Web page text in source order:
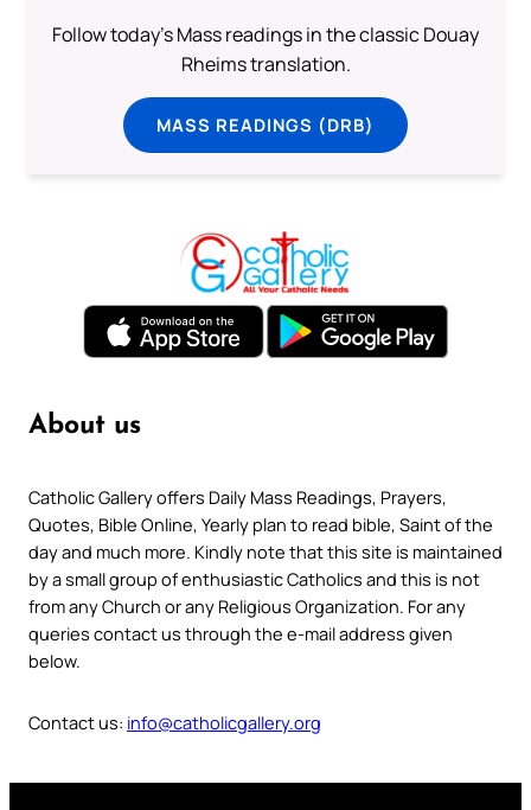
Follow today's Mass readings in the classic Douay
Rheims translation.
MASS READINGS (DRB)
About us
Catholic Gallery offers Daily Mass Readings, Prayers,
Quotes, Bible Online, Yearly plan to read bible, Saint of the
day and much more. Kindly note that this site is maintained
by a small group of enthusiastic Catholics and this is not
from any Church or any Religious Organization. For any
queries contact us through the e-mail address given
below.
Contact us: info@catholicgallery.org